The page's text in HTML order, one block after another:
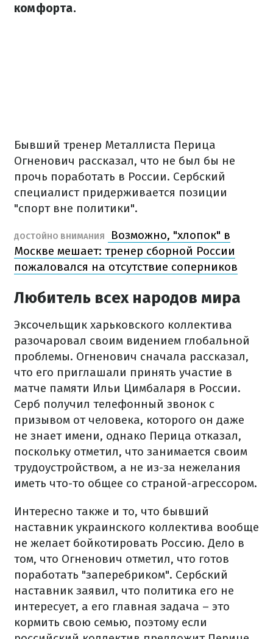
комфорта.
Бывший тренер Металлиста Перица
Огненович рассказал, что не был бы не
прочь поработать в России. Сербский
специалист придерживается позиции
"спорт вне политики".
ДОСТОЙНО ВНИМАНИЯ
Возможно, "хлопок" в
Москве мешает: тренер сборной России
пожаловался на отсутствие соперников
Любитель всех народов мира
Эксочельщик харьковского коллектива
разочаровал своим видением глобальной
проблемы. Огненович сначала рассказал,
что его приглашали принять участие в
матче памяти Ильи Цимбаларя в России.
Серб получил телефонный звонок с
призывом от человека, которого он даже
не знает имени, однако Перица отказал,
поскольку отметил, что занимается своим
трудоустройством, а не из-за нежелания
иметь что-то общее со страной-агрессором.
Интересно также и то, что бывший
наставник украинского коллектива вообще
не желает бойкотировать Россию. Дело в
том, что Огненович отметил, что готов
поработать "заперебриком". Сербский
наставник заявил, что политика его не
интересует, а его главная задача – это
кормить свою семью, поэтому если